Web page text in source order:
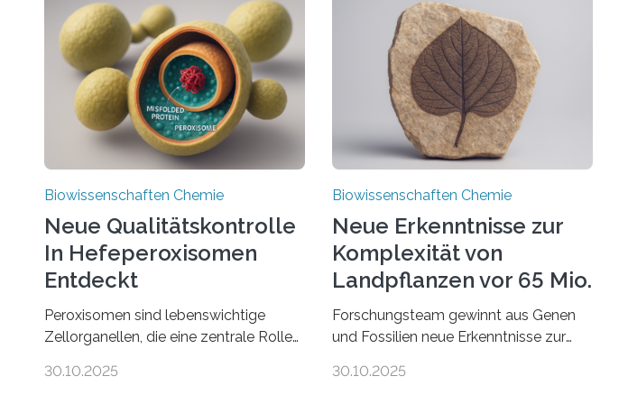
Biowissenschaften Chemie
Neue Qualitätskontrolle
In Hefeperoxisomen
Entdeckt
Peroxisomen sind lebenswichtige
Zellorganellen, die eine zentrale Rolle
Entgiftung von Zellen spielen. Damit
30.10.2025
Biowissenschaften Chemie
Neue Erkenntnisse zur
Komplexität von
Landpflanzen vor 65 Mio.
Jahren
Forschungsteam gewinnt aus Genen
und Fossilien neue Erkenntnisse zur
Moosen über filigrane Farne bis zu
30.10.2025